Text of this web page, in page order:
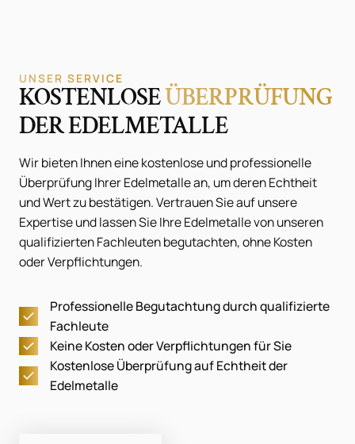
UNSER SERVICE
KOSTENLOSEÜBERPRÜFUNG
DER EDELMETALLE
Wir bieten Ihnen eine kostenlose und professionelle
Überprüfung Ihrer Edelmetalle an, um deren Echtheit
und Wert zu bestätigen. Vertrauen Sie auf unsere
Expertise und lassen Sie Ihre Edelmetalle von unseren
qualifizierten Fachleuten begutachten, ohne Kosten
oder Verpflichtungen.
Professionelle Begutachtung durch qualifizierte
Fachleute
Keine Kosten oder Verpflichtungen für Sie
Kostenlose Überprüfung auf Echtheit der
Edelmetalle